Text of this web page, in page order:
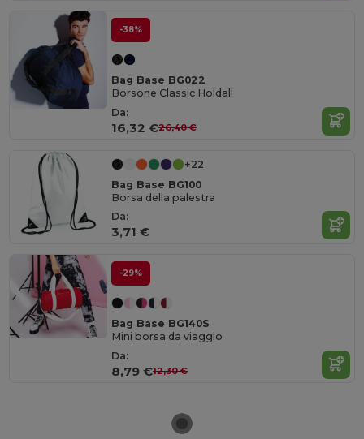
-38%
Bag Base BG022
Borsone Classic Holdall
Da:
16,32 €26,40 €
+22
Bag Base BG100
Borsa della palestra
Da:
3,71 €
-29%
Bag Base BG140S
Mini borsa da viaggio
Da:
8,79 €12,30 €